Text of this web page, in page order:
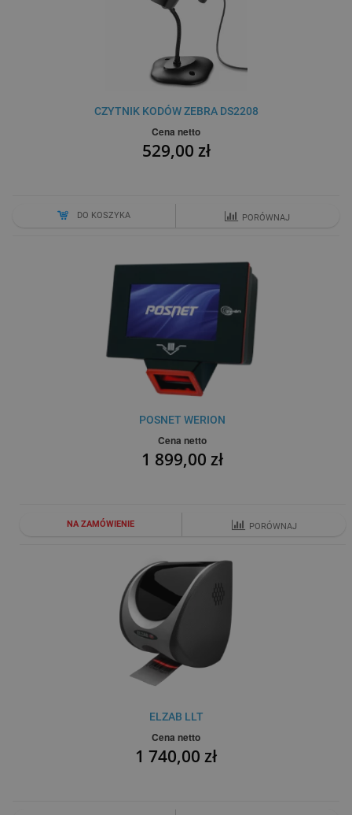
CZYTNIK KODÓW ZEBRA DS2208
Cena netto
529,00 zł
DO KOSZYKA PORÓWNAJ
POSNET WERION
Cena netto
1 899,00 zł
NA ZAMÓWIENIE PORÓWNAJ
ELZAB LLT
Cena netto
1 740,00 zł